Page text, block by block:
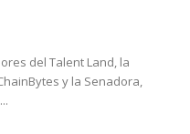
del Talent Land, la
y la Senadora,